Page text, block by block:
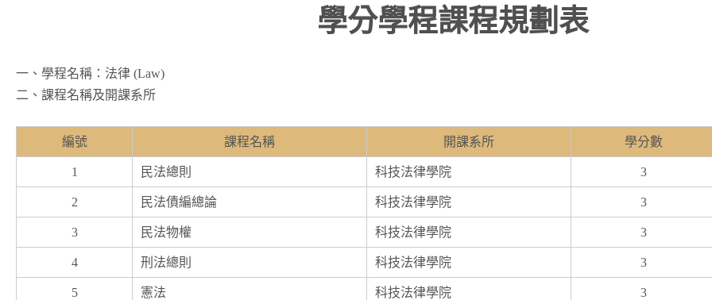
學分學程課程規劃表
一、學程名稱：法律 (Law)
二、課程名稱及開課系所
編號 課程名稱 開課系所 學分數
1 民法總則 科技法律學院 3
2 民法債編總論 科技法律學院 3
3 民法物權 科技法律學院 3
4 刑法總則 科技法律學院 3
5 憲法 科技法律學院 3